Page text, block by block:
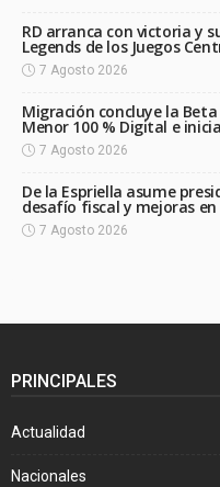
RD arranca con victoria y
Legends de los Juegos
7 Agosto 2026
Migración concluye la
Menor 100 % Digital e
7 Agosto 2026
De la Espriella asume
desafío fiscal y mejoras
7 Agosto 2026
PRINCIPALES
Actualidad
Nacionales